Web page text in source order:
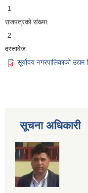
1
राजपत्रको संख्या:
2
दस्तावेज:
सूर्योदय नगरपालिकाको उद्यम
सूचना अधिकारी